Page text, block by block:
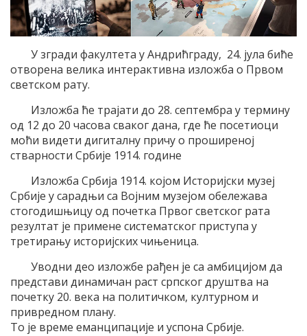
У згради факултета у Андрићграду, 24. јула биће
отворена велика интерактивна изложба о Првом
светском рату.
Изложба ће трајати до 28. септембра у термину
од 12 до 20 часова сваког дана, где ће посетиоци
моћи видети дигиталну причу о проширеној
стварности Србије 1914. године
Изложба Србија 1914. којом Историјски музеј
Србије у сарадњи са Војним музејом обележава
стогодишњицу од почетка Првог светског рата
резултат је примене систематског приступа у
третирању историјских чињеница.
Уводни део изложбе рађен је са амбицијом да
представи динамичан раст српског друштва на
почетку 20. века на политичком, културном и
привредном плану.
То је време еманципације и успона Србије.